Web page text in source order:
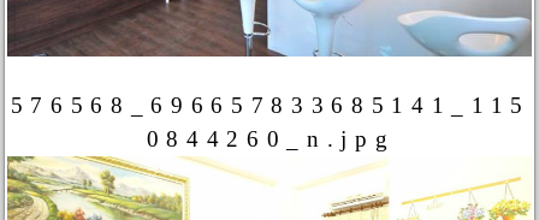
576568_696657833685141_115
0844260_n.jpg